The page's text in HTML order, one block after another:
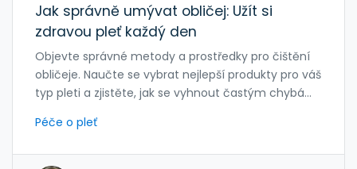
Jak správně umývat obličej: Užít si
zdravou pleť každý den
Objevte správné metody a prostředky pro čištění
obličeje. Naučte se vybrat nejlepší produkty pro váš
typ pleti a zjistěte, jak se vyhnout častým chybám.
Péče o pleť